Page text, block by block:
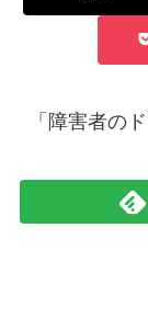
「障害者の